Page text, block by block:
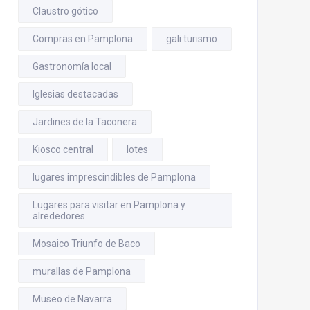
Claustro gótico
Compras en Pamplona gali turismo
Gastronomía local
Iglesias destacadas
Jardines de la Taconera
Kiosco central lotes
lugares imprescindibles de Pamplona
Lugares para visitar en Pamplona y
alrededores
Mosaico Triunfo de Baco
murallas de Pamplona
Museo de Navarra